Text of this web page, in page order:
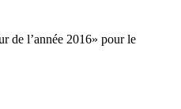
de l’année 2016» pour le